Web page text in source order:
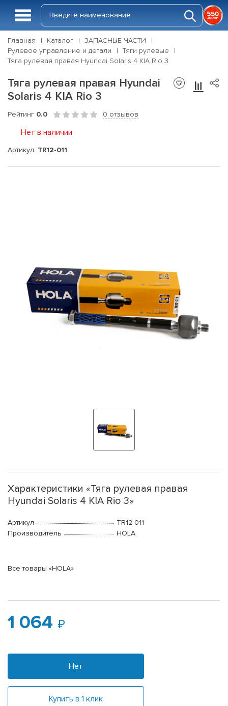
Главная Каталог
ЗАПАСНЫЕ ЧАСТИ
Рулевое управление и детали
Тяги рулевые
Тяга рулевая правая Hyundai Solaris 4 KIA Rio 3
Тяга рулевая правая Hyundai
Solaris 4 KIA Rio 3
Рейтинг 0.0 0 отзывов
Нет в наличии
Артикул: TR12-011
Характеристики «Тяга рулевая правая
Hyundai Solaris 4 KIA Rio 3»
Артикул
TR12-011
Производитель
HOLA
Все товары «HOLA»
1 064
Нет
Купить в 1 клик